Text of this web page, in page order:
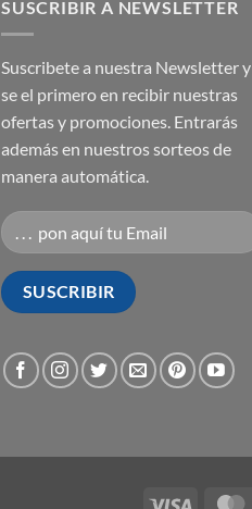
SUSCRIBIR A NEWSLETTER
Suscribete a nuestra Newsletter y
se el primero en recibir nuestras
ofertas y promociones. Entrarás
además en nuestros sorteos de
manera automática.
Visa